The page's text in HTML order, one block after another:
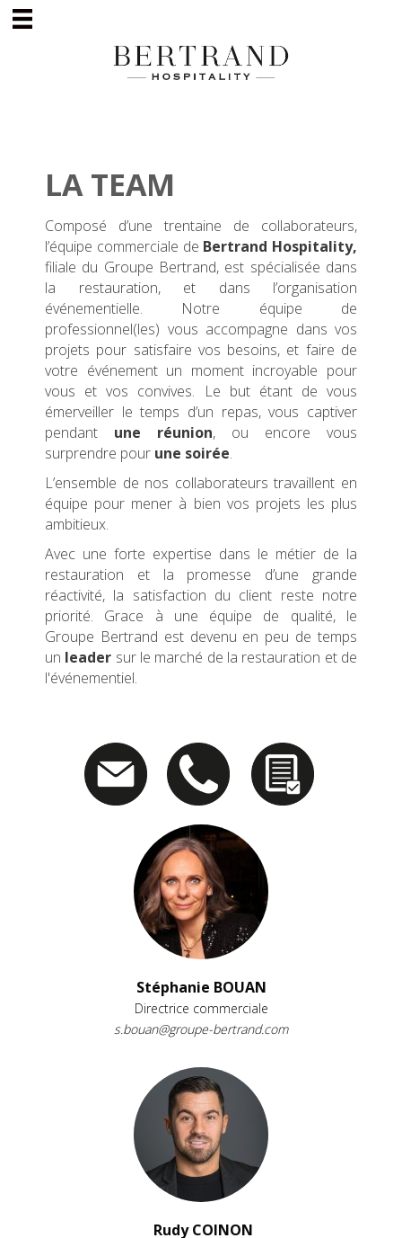
LA TEAM
Composé d’une trentaine de collaborateurs,
l’équipe commerciale de Bertrand Hospitality,
filiale du Groupe Bertrand, est spécialisée dans
la restauration, et dans l’organisation
événementielle. Notre équipe de
professionnel(les) vous accompagne dans vos
projets pour satisfaire vos besoins, et faire de
votre événement un moment incroyable pour
vous et vos convives. Le but étant de vous
émerveiller le temps d’un repas, vous captiver
pendant une réunion, ou encore vous
surprendre pour une soirée.
L’ensemble de nos collaborateurs travaillent en
équipe pour mener à bien vos projets les plus
ambitieux.
Avec une forte expertise dans le métier de la
restauration et la promesse d’une grande
réactivité, la satisfaction du client reste notre
priorité. Grace à une équipe de qualité, le
Groupe Bertrand est devenu en peu de temps
un leader sur le marché de la restauration et de
l'événementiel.
Stéphanie BOUAN
Directrice commerciale
s.bouan@groupe-bertrand.com
Rudy COINON